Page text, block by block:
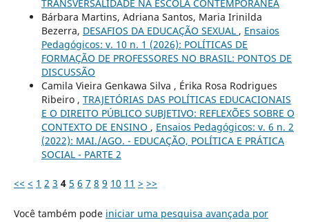
TRANSVERSALIDADE NA ESCOLA CONTEMPORÂNEA
Bárbara Martins, Adriana Santos, Maria Irinilda
Bezerra, DESAFIOS DA EDUCAÇÃO SEXUAL , Ensaios
Pedagógicos: v. 10 n. 1 (2026): POLÍTICAS DE
FORMAÇÃO DE PROFESSORES NO BRASIL: PONTOS DE
DISCUSSÃO
Camila Vieira Genkawa Silva , Érika Rosa Rodrigues
Ribeiro , TRAJETÓRIAS DAS POLÍTICAS EDUCACIONAIS
E O DIREITO PÚBLICO SUBJETIVO: REFLEXÕES SOBRE O
CONTEXTO DE ENSINO , Ensaios Pedagógicos: v. 6 n. 2
(2022): MAI./AGO. - EDUCAÇÃO, POLÍTICA E PRÁTICA
SOCIAL - PARTE 2
<< < 1 2 3 4 5 6 7 8 9 10 11 > >>
Você também pode iniciar uma pesquisa avançada por